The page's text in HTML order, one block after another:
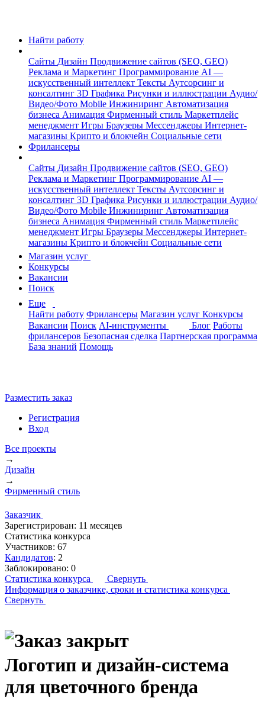
Найти работу
Сайты Дизайн Продвижение сайтов (SEO, GEO)
Реклама и Маркетинг Программирование AI —
искусственный интеллект Тексты Аутсорсинг и
консалтинг 3D Графика Рисунки и иллюстрации Аудио/
Видео/Фото Mobile Инжиниринг Автоматизация
бизнеса Анимация Фирменный стиль Маркетплейс
менеджмент Игры Браузеры Мессенджеры Интернет-
магазины Крипто и блокчейн Социальные сети
Фрилансеры
Сайты Дизайн Продвижение сайтов (SEO, GEO)
Реклама и Маркетинг Программирование AI —
искусственный интеллект Тексты Аутсорсинг и
консалтинг 3D Графика Рисунки и иллюстрации Аудио/
Видео/Фото Mobile Инжиниринг Автоматизация
бизнеса Анимация Фирменный стиль Маркетплейс
менеджмент Игры Браузеры Мессенджеры Интернет-
магазины Крипто и блокчейн Социальные сети
Магазин услуг
Конкурсы
Вакансии
Поиск
Еще
Найти работу Фрилансеры Магазин услуг Конкурсы
Вакансии Поиск AI-инструменты Блог Работы
фрилансеров Безопасная сделка Партнерская программа
База знаний Помощь
Разместить заказ
Регистрация
Вход
Все проекты
→
Дизайн
→
Фирменный стиль
Заказчик
Зарегистрирован: 11 месяцев
Статистика конкурса
Участников: 67
Кандидатов: 2
Заблокировано: 0
Статистика конкурса
Свернуть
Информация о заказчике, сроки и статистика конкурса
Свернуть
Логотип и дизайн-система
для цветочного бренда